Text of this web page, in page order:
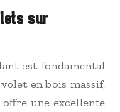
sur
est fondamental
en bois massif,
une excellente